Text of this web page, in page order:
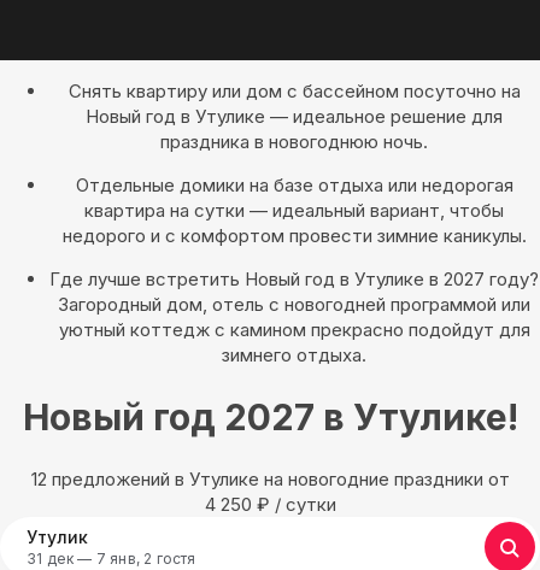
Снять квартиру или дом с бассейном посуточно на
Новый год в Утулике — идеальное решение для
праздника в новогоднюю ночь.
Отдельные домики на базе отдыха или недорогая
квартира на сутки — идеальный вариант, чтобы
недорого и с комфортом провести зимние каникулы.
Где лучше встретить Новый год в Утулике в 2027 году?
Загородный дом, отель с новогодней программой или
уютный коттедж с камином прекрасно подойдут для
зимнего отдыха.
Новый год 2027 в Утулике!
12 предложений в Утулике на новогодние праздники oт
4 250 ₽ / сутки
Утулик
31 дек — 7 янв, 2 гостя